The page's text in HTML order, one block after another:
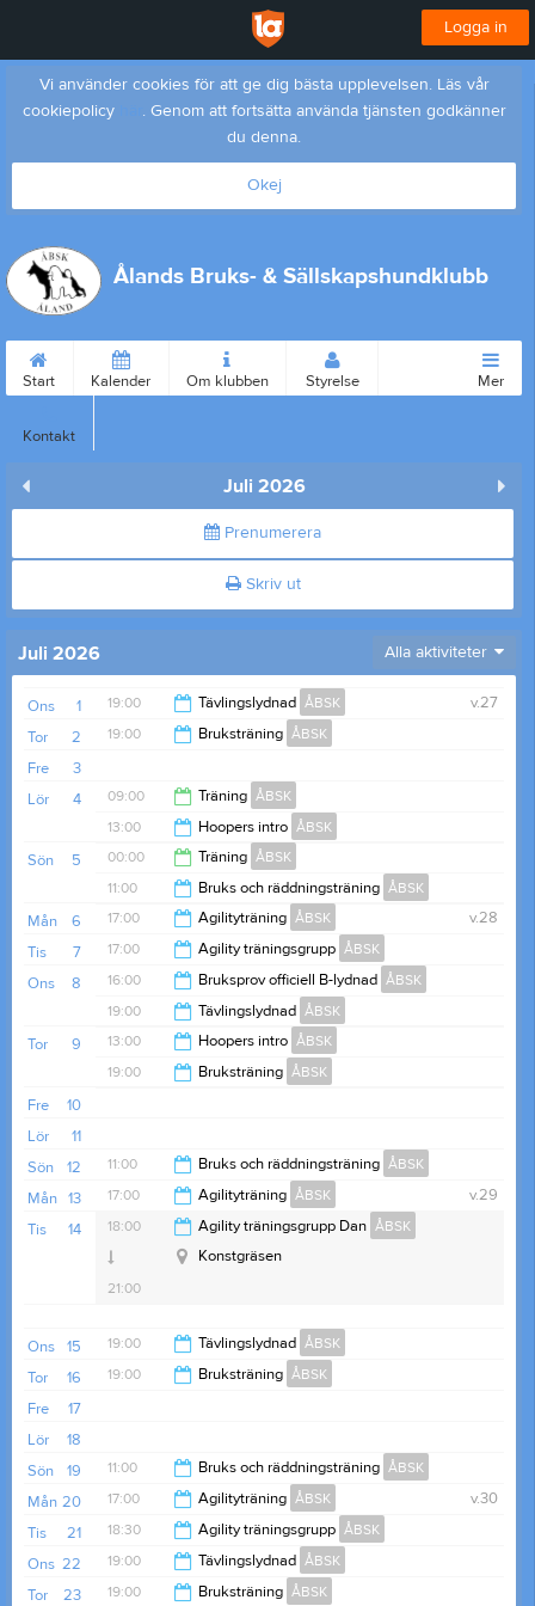
Logga in
Vi använder cookies för att ge dig bästa upplevelsen. Läs vår
cookiepolicy
. Genom att fortsätta använda tjänsten godkänner
du denna.
Okej
Ålands Bruks- & Sällskapshundklubb
Start Kalender Om klubben Styrelse
Kontakt
Mer
Juli 2026
Prenumerera
Skriv ut
Juli 2026 Alla aktiviteter
1
Ons v.27
19:00 Tävlingslydnad ÅBSK
2
Tor 19:00 Bruksträning ÅBSK
21:00
3
Fre
4
Lör 09:00 Träning ÅBSK
00:00
13:00 Hoopers intro ÅBSK
14:30
5
Sön 00:00 Träning ÅBSK
19:00
11:00 Bruks och räddningsträning ÅBSK
14:00
6
Mån v.28
17:00 Agilityträning ÅBSK
20:00
7
Tis 17:00 Agility träningsgrupp ÅBSK
21:00
8
Ons 16:00 Bruksprov officiell B-lydnad ÅBSK
21:00
19:00 Tävlingslydnad ÅBSK
21:00
9
Tor 13:00 Hoopers intro ÅBSK
19:00 Bruksträning ÅBSK
10
Fre
11
Lör
12
Sön 11:00 Bruks och räddningsträning ÅBSK
14:00
13
Mån v.29
17:00 Agilityträning ÅBSK
20:00
14
Tis 18:00 Agility träningsgrupp Dan ÅBSK
21:00
Konstgräsen
15
Ons 19:00 Tävlingslydnad ÅBSK
16
Tor 19:00 Bruksträning ÅBSK
17
Fre
18
Lör
19
Sön 11:00 Bruks och räddningsträning ÅBSK
14:00
20
Mån v.30
17:00 Agilityträning ÅBSK
20:00
21
Tis 18:30 Agility träningsgrupp ÅBSK
20:30
22
Ons 19:00 Tävlingslydnad ÅBSK
23
Tor 19:00 Bruksträning ÅBSK